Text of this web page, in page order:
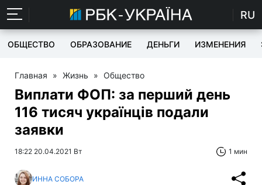
RU
ОБЩЕСТВО ОБРАЗОВАНИЕ ДЕНЬГИ ИЗМЕНЕНИЯ
Главная » Жизнь » Общество
Виплати ФОП: за перший день
116 тисяч українців подали
заявки
18:22 20.04.2021 Вт 1 мин
ИННА СОБОРА